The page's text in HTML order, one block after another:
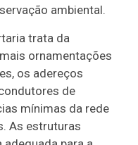
ambiental.
trata da
ornamentações
os adereços
de
mínimas da rede
As estruturas